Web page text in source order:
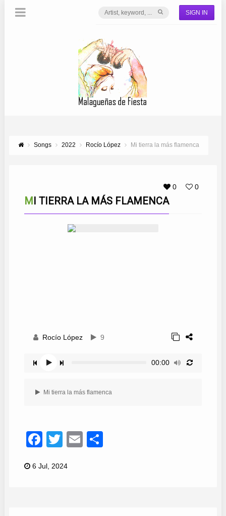
SIGN IN
Songs 2022 Rocío López Mi tierra la más flamenca
0 0
MI TIERRA LA MÁS FLAMENCA
Rocío López 9
00:00
Mi tierra la más flamenca
Facebook
TwitterEmail
6 Jul, 2024